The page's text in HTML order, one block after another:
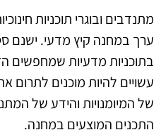
מתנדבים ובוגרי תוכניות
ערך במחנה קיץ מדעי. ישנם
בתוכניות מדעיות שמחפשים
עשויים להיות מוכנים לתרום
של המיומנויות והידע של
התכנים המוצעים במחנה.